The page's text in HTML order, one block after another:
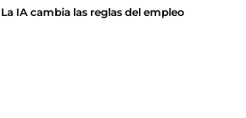
La IA cambia las reglas del empleo